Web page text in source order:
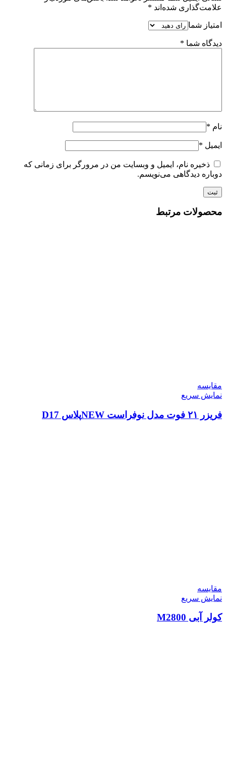
علامت‌گذاری شده‌اند *
امتیاز شما
دیدگاه شما *
نام *
ایمیل *
ذخیره نام، ایمیل و وبسایت من در مرورگر برای زمانی که
دوباره دیدگاهی می‌نویسم.
محصولات مرتبط
مقايسه
نمایش سریع
فریزر ۲۱ فوت مدل نوفراست NEWپلاس D17
مقايسه
نمایش سریع
کولر آبی M2800